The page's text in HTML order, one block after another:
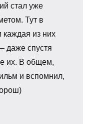
стал уже
Тут в
каждая из них
даже спустя
их. В общем,
и вспомнил,